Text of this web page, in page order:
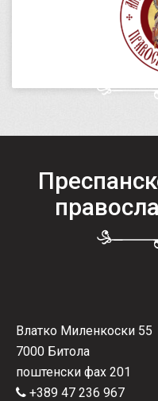
Влатко Миленкоски 55
7000 Битола
поштенски фах 201
+389 47 236 967